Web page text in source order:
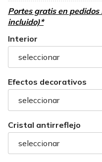
Portes gratis en
incluido)*
Interior
Efectos decorativos
Cristal antirreflejo